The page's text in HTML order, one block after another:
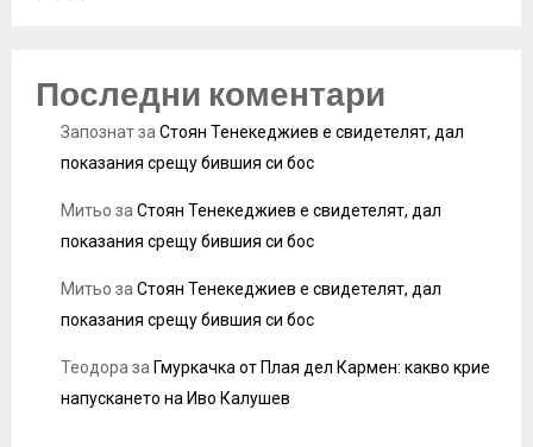
Последни коментари
ЗапознатзаСтоян Тенекеджиев е свидетелят, дал
показания срещу бившия си бос
Митьо заСтоян Тенекеджиев е свидетелят, дал
показания срещу бившия си бос
Митьо заСтоян Тенекеджиев е свидетелят, дал
показания срещу бившия си бос
Теодораза Гмуркачка от Плая дел Кармен: какво крие
напускането на Иво Калушев